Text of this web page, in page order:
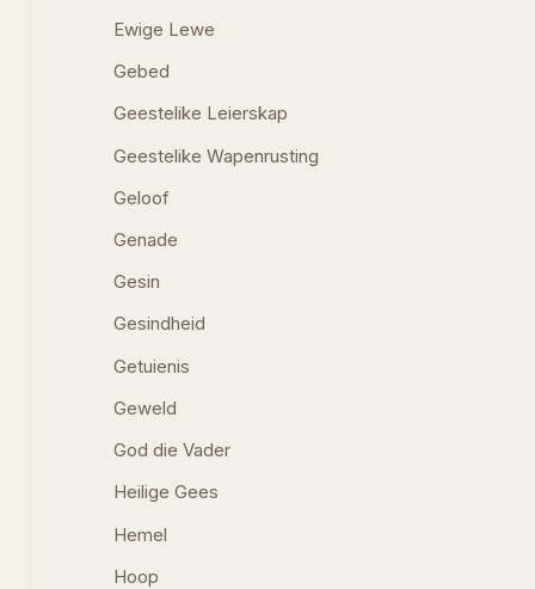
Ewige Lewe
Gebed
Geestelike Leierskap
Geestelike Wapenrusting
Geloof
Genade
Gesin
Gesindheid
Getuienis
Geweld
God die Vader
Heilige Gees
Hemel
Hoop